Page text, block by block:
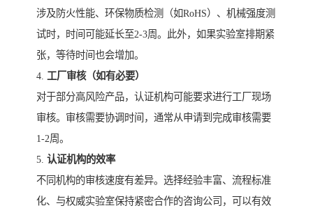
涉及防火性能、环保物质检测（如RoHS）、机械强度测
试时，时间可能延长至2-3周。此外，如果实验室排期紧
张，等待时间也会增加。
4. 工厂审核（如有必要）
对于部分高风险产品，认证机构可能要求进行工厂现场
审核。审核需要协调时间，通常从申请到完成审核需要
1-2周。
5. 认证机构的效率
不同机构的审核速度有差异。选择经验丰富、流程标准
化、与权威实验室保持紧密合作的咨询公司，可以有效